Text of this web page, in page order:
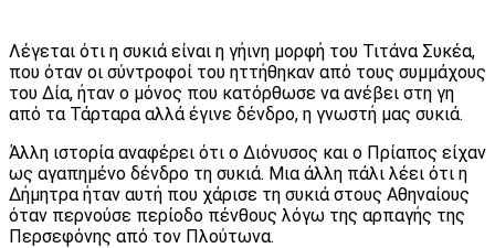
Λέγεται ότι η συκιά είναι η γήινη μορ­φή του Τιτά­να Συκέα,
που όταν οι σύντροφοί του ηττήθηκαν από τους συμμάχους
του Δία, ήταν ο μόνος που κατόρθω­σε να ανέβει στη γη
από τα Τάρταρα αλλά έγινε δένδρο, η γνωστή μας συκιά.
Άλλη ιστορία αναφέρει ότι ο Διόνυσος και ο Πρίαπος είχαν
ως αγαπημένο δένδρο τη συκιά. Μια άλλη πάλι λέει ότι η
Δήμητρα ήταν αυτή που χάρισε τη συκιά στους Αθηναίους
όταν περνούσε περίοδο πένθους λόγω της αρπαγής της
Περσεφόνης από τον Πλούτωνα.